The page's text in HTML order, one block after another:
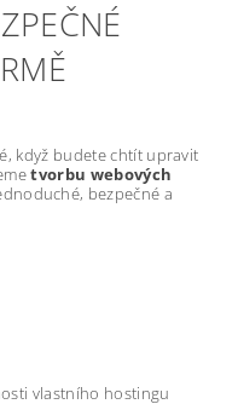
když budete chtít upravit
tvorbu webových
bezpečné a
vlastního hostingu